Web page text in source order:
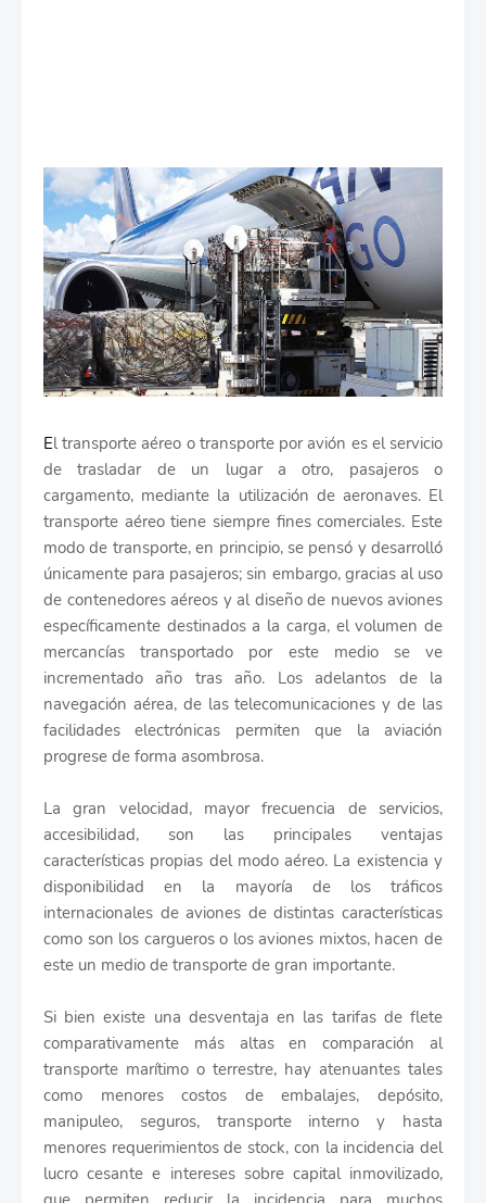
El transporte aéreo o transporte por avión es el servicio
de trasladar de un lugar a otro, pasajeros o
cargamento, mediante la utilización de aeronaves. El
transporte aéreo tiene siempre fines comerciales. Este
modo de transporte, en principio, se pensó y desarrolló
únicamente para pasajeros; sin embargo, gracias al uso
de contenedores aéreos y al diseño de nuevos aviones
específicamente destinados a la carga, el volumen de
mercancías transportado por este medio se ve
incrementado año tras año. Los adelantos de la
navegación aérea, de las telecomunicaciones y de las
facilidades electrónicas permiten que la aviación
progrese de forma asombrosa.
La gran velocidad, mayor frecuencia de servicios,
accesibilidad, son las principales ventajas
características propias del modo aéreo. La existencia y
disponibilidad en la mayoría de los trá­ficos
internacionales de aviones de distintas características
como son los cargueros o los aviones mixtos, hacen de
este un medio de transporte de gran importante.
Si bien existe una desventaja en las tarifas de flete
comparativamente más altas en comparación al
transporte marítimo o terrestre, hay atenuantes tales
como menores costos de embalajes, depósito,
manipuleo, seguros, transporte interno y hasta
menores requerimientos de stock, con la incidencia del
lucro cesante e intereses sobre capital inmovilizado,